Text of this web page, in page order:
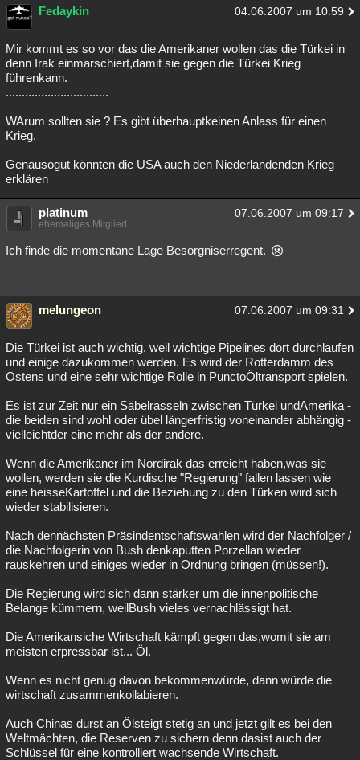
Fedaykin 04.06.2007 um 10:59
Mir kommt es so vor das die Amerikaner wollen das die Türkei in
denn Irak einmarschiert,damit sie gegen die Türkei Krieg
führenkann.
................................
WArum sollten sie ? Es gibt überhauptkeinen Anlass für einen
Krieg.
Genausogut könnten die USA auch den Niederlandenden Krieg
erklären
platinum 07.06.2007 um 09:17
ehemaliges Mitglied
Ich finde die momentane Lage Besorgniserregent.
melungeon 07.06.2007 um 09:31
Die Türkei ist auch wichtig, weil wichtige Pipelines dort durchlaufen
und einige dazukommen werden. Es wird der Rotterdamm des
Ostens und eine sehr wichtige Rolle in PunctoÖltransport spielen.
Es ist zur Zeit nur ein Säbelrasseln zwischen Türkei undAmerika -
die beiden sind wohl oder übel längerfristig voneinander abhängig -
vielleichtder eine mehr als der andere.
Wenn die Amerikaner im Nordirak das erreicht haben,was sie
wollen, werden sie die Kurdische "Regierung" fallen lassen wie
eine heisseKartoffel und die Beziehung zu den Türken wird sich
wieder stabilisieren.
Nach dennächsten Präsindentschaftswahlen wird der Nachfolger /
die Nachfolgerin von Bush denkaputten Porzellan wieder
rauskehren und einiges wieder in Ordnung bringen (müssen!).
Die Regierung wird sich dann stärker um die innenpolitische
Belange kümmern, weilBush vieles vernachlässigt hat.
Die Amerikansiche Wirtschaft kämpft gegen das,womit sie am
meisten erpressbar ist... Öl.
Wenn es nicht genug davon bekommenwürde, dann würde die
wirtschaft zusammenkollabieren.
Auch Chinas durst an Ölsteigt stetig an und jetzt gilt es bei den
Weltmächten, die Reserven zu sichern denn dasist auch der
Schlüssel für eine kontrolliert wachsende Wirtschaft.